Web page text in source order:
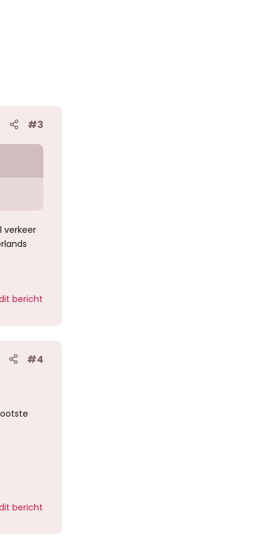
#3
verkeer
bericht
#4
bericht